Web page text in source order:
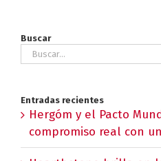
Buscar
Buscar:
Entradas recientes
Hergóm y el Pacto
compromiso real con